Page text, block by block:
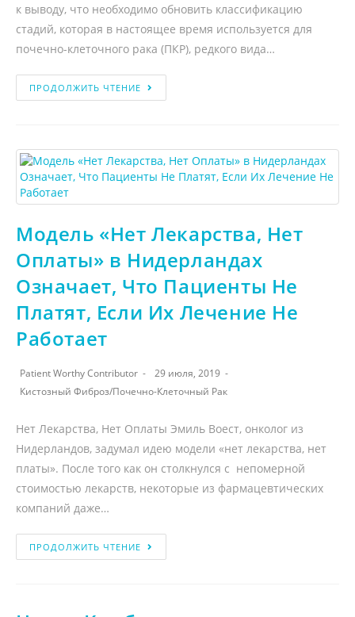
к выводу, что необходимо обновить классификацию
стадий, которая в настоящее время используется для
почечно-клеточного рака (ПКР), редкого вида…
ПРОДОЛЖИТЬ ЧТЕНИЕ
Модель «Нет Лекарства, Нет
Оплаты» в Нидерландах
Означает, Что Пациенты Не
Платят, Если Их Лечение Не
Работает
Patient Worthy Contributor
29 июля, 2019
Кистозный Фиброз/Почечно-Клеточный Рак
Нет Лекарства, Нет Оплаты Эмиль Воест, онколог из
Нидерландов, задумал идею модели «нет лекарства, нет
платы». После того как он столкнулся с непомерной
стоимостью лекарств, некоторые из фармацевтических
компаний даже…
ПРОДОЛЖИТЬ ЧТЕНИЕ